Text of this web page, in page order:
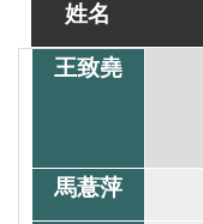
姓名
王致堯
馬薏萍